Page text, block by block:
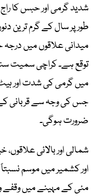
شدید گرمی اور حبس کا
طور پر سال کے گرم ترین
میدانی علاقوں میں
توقع ہے۔ کراچی سمیت
میں گرمی کی شدت اور
جس کی وجہ سے قربانی کے
ضرورت ہوگی۔
شمالی اور بالائی
اور کشمیر میں موسم نسبتاً
مئی کے مہینے میں وقفے